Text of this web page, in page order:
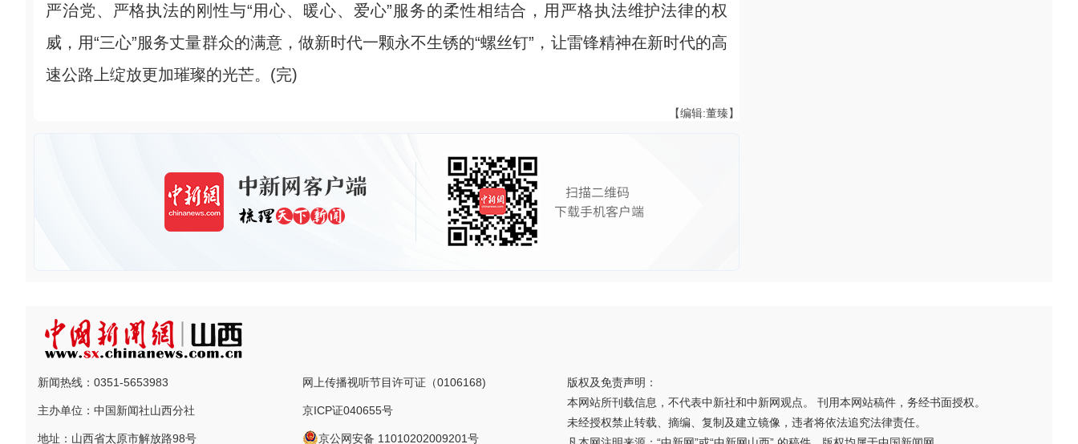
严治党、严格执法的刚性与“用心、暖心、爱心”服务的柔性相结合，用严格执法维护法律的权
威，用“三心”服务丈量群众的满意，做新时代一颗永不生锈的“螺丝钉”，让雷锋精神在新时代的高
速公路上绽放更加璀璨的光芒。(完)
【编辑:董臻】
新闻热线：0351-5653983
主办单位：中国新闻社山西分社
地址：山西省太原市解放路98号
网上传播视听节目许可证（0106168)
京ICP证040655号
京公网安备 11010202009201号
版权及免责声明：
本网站所刊载信息，不代表中新社和中新网观点。 刊用本网站稿件，务经书面授权。
未经授权禁止转载、摘编、复制及建立镜像，违者将依法追究法律责任。